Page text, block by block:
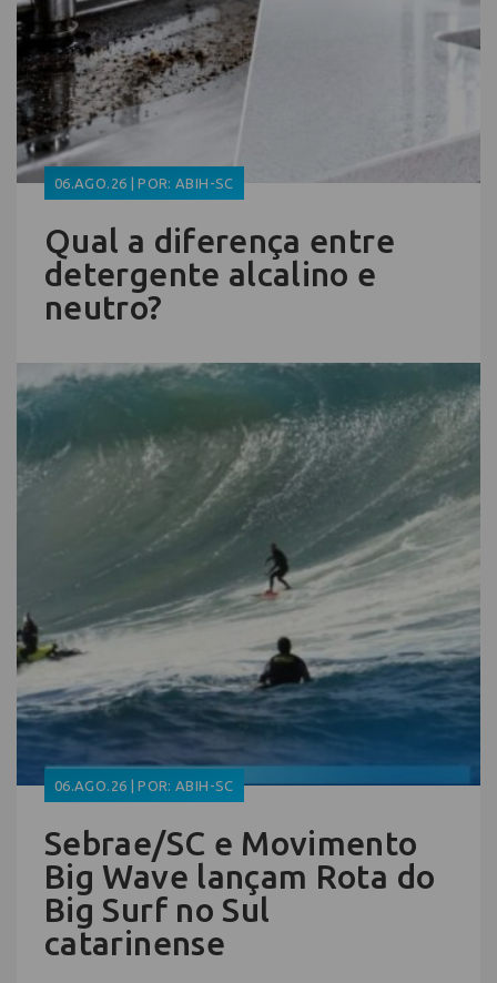
06.AGO.26 | POR: ABIH-SC
Qual a diferença entre
detergente alcalino e
neutro?
06.AGO.26 | POR: ABIH-SC
Sebrae/SC e Movimento
Big Wave lançam Rota do
Big Surf no Sul
catarinense